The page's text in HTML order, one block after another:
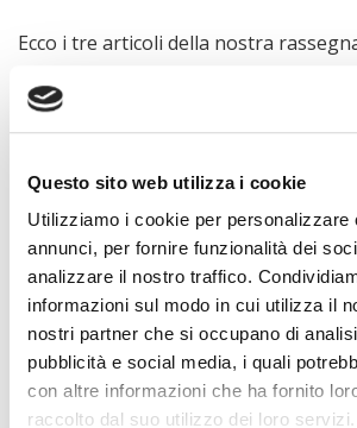
Questo sito web utilizza i cookie
Utilizziamo i cookie per personalizzare
annunci, per fornire funzionalità dei
analizzare il nostro traffico.
informazioni sul modo in cui utilizza il
nostri partner che si occupano di
pubblicità e social media, i quali
con altre informazioni che ha fornito
raccolto dal suo utilizzo dei loro servizi.
Ecco i tre articoli della nostra
Il primo, dal Sole 24 Ore del 13
Celestina Dominelli,parla del “30%
Naturalmente quel 30% riguarda le
1° Allegato
Il secondo è da “Il Venerdì” di
settembre a firma diAntonella Barina
strada fatta dallaCorporate Social
nell’insegnamento accademico